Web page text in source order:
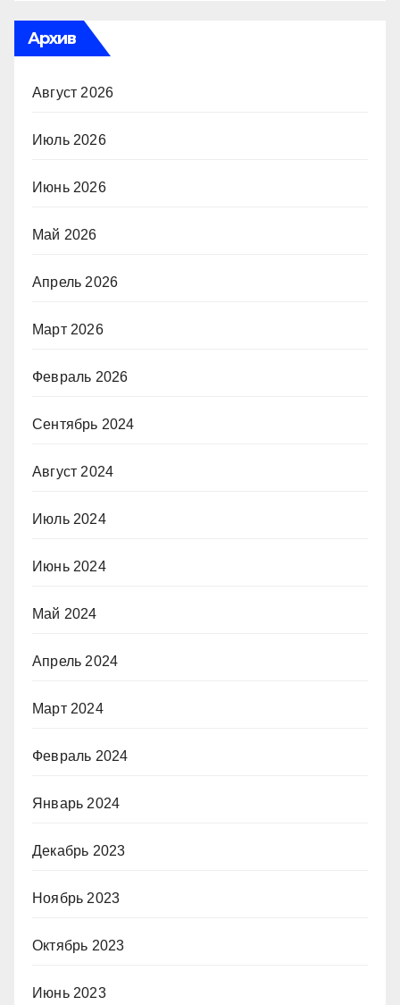
Архив
Август 2026
Июль 2026
Июнь 2026
Май 2026
Апрель 2026
Март 2026
Февраль 2026
Сентябрь 2024
Август 2024
Июль 2024
Июнь 2024
Май 2024
Апрель 2024
Март 2024
Февраль 2024
Январь 2024
Декабрь 2023
Ноябрь 2023
Октябрь 2023
Июнь 2023